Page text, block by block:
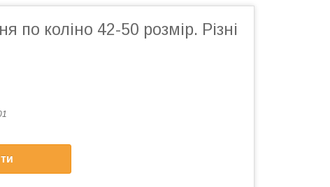
по коліно 42-50 розмір. Різні